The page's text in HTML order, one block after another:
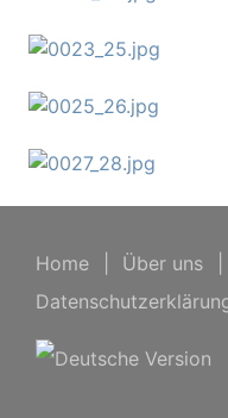
Home Über uns